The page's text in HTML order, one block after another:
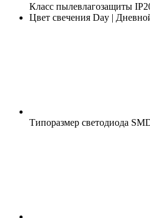
Класс пылевлагозащиты
Цвет свечения Day |
Типоразмер светодиода